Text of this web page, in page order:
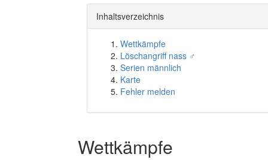
Inhaltsverzeichnis
Wettkämpfe
Löschangriff nass ♂
Serien männlich
Karte
Fehler melden
Wettkämpfe